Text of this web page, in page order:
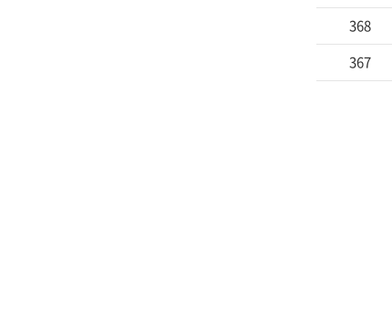
368
367